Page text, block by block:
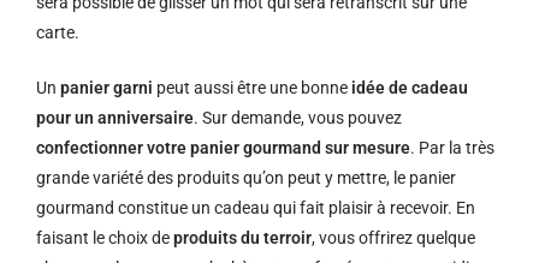
carte.
Un panier garni peut aussi être une bonne idée de cadeau
pour un anniversaire. Sur demande, vous pouvez
confectionner votre panier gourmand sur mesure. Par la très
grande variété des produits qu’on peut y mettre, le panier
gourmand constitue un cadeau qui fait plaisir à recevoir. En
faisant le choix deproduits du terroir, vous offrirez quelque